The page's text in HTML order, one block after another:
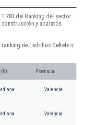
del Ranking del sector
construcción y aparatos
de Ladrillos Deltebro
(€) Provincia
Valencia
Valencia